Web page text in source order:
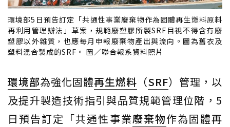
環境部5日預告訂定「共通性事業廢棄物作為固體再生燃料原料
再利用管理辦法」草案，規範廢塑膠所製SRF目視不得含有廢
塑膠以外雜質，也應每月申報廢棄物產出與流向。圖為舊衣及
塑料混合製成的SRF。 圖／聯合報系資料照片
環境部為強化固體再生燃料 （SRF）管理，以
及提升製造技術指引與品質規範管理位階，5
日預告訂定「共通性事業廢棄物作為固體再